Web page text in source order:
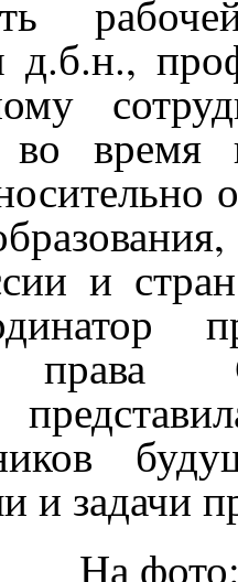
д.б.н.,
во время
и
права
и задачи